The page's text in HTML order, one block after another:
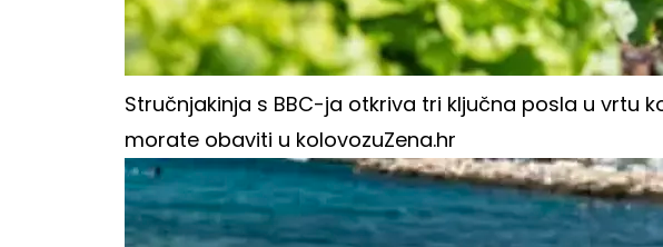
Stručnjakinja s BBC-ja otkriva tri ključna posla u vrtu
morate obaviti u kolovozuZena.hr